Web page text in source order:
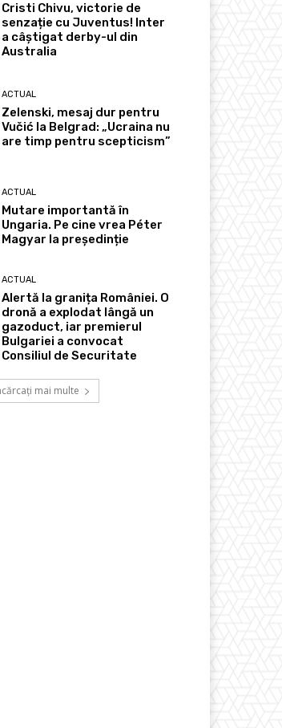
Cristi Chivu, victorie de
senzație cu Juventus! Inter
a câștigat derby-ul din
Australia
ACTUAL
Zelenski, mesaj dur pentru
Vučić la Belgrad: „Ucraina nu
are timp pentru scepticism”
ACTUAL
Mutare importantă în
Ungaria. Pe cine vrea Péter
Magyar la președinție
ACTUAL
Alertă la granița României. O
dronă a explodat lângă un
gazoduct, iar premierul
Bulgariei a convocat
Consiliul de Securitate
mai multe